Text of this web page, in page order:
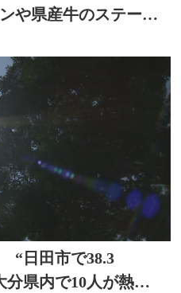
や県産牛のステーキ
“日田市で38.3
県内で10人が熱中